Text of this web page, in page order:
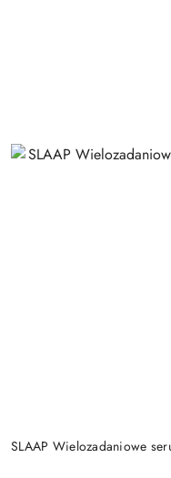
SLAAP Wielozadaniowe